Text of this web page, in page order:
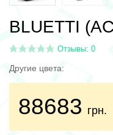
BLUETTI
Отзывы: 0
Другие цвета:
88683 грн.